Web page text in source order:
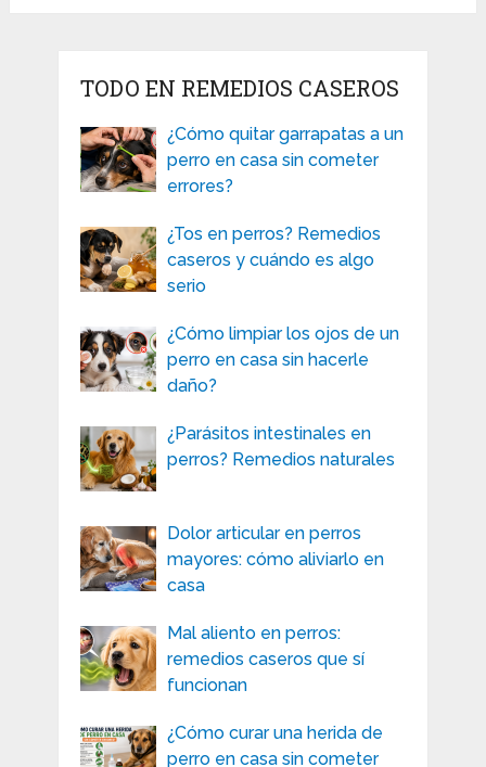
TODO EN REMEDIOS CASEROS
¿Cómo quitar garrapatas a un
perro en casa sin cometer
errores?
¿Tos en perros? Remedios
caseros y cuándo es algo
serio
¿Cómo limpiar los ojos de un
perro en casa sin hacerle
daño?
¿Parásitos intestinales en
perros? Remedios naturales
Dolor articular en perros
mayores: cómo aliviarlo en
casa
Mal aliento en perros:
remedios caseros que sí
funcionan
¿Cómo curar una herida de
perro en casa sin cometer